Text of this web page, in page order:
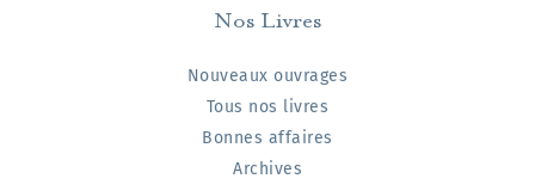
Nos Livres
Nouveaux ouvrages
Tous nos livres
Bonnes affaires
Archives